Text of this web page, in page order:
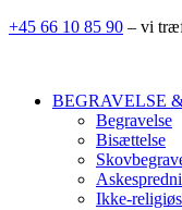
+45 66 10 85 90 – vi
BEGRAVELSE
Begravelse
Bisættelse
Ikke-